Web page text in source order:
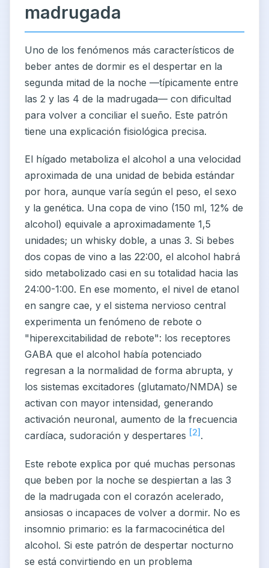
madrugada
Uno de los fenómenos más característicos de
beber antes de dormir es el despertar en la
segunda mitad de la noche —típicamente entre
las 2 y las 4 de la madrugada— con dificultad
para volver a conciliar el sueño. Este patrón
tiene una explicación fisiológica precisa.
El hígado metaboliza el alcohol a una velocidad
aproximada de una unidad de bebida estándar
por hora, aunque varía según el peso, el sexo
y la genética. Una copa de vino (150 ml, 12% de
alcohol) equivale a aproximadamente 1,5
unidades; un whisky doble, a unas 3. Si bebes
dos copas de vino a las 22:00, el alcohol habrá
sido metabolizado casi en su totalidad hacia las
24:00-1:00. En ese momento, el nivel de etanol
en sangre cae, y el sistema nervioso central
experimenta un fenómeno de rebote o
"hiperexcitabilidad de rebote": los receptores
GABA que el alcohol había potenciado
regresan a la normalidad de forma abrupta, y
los sistemas excitadores (glutamato/NMDA) se
activan con mayor intensidad, generando
activación neuronal, aumento de la frecuencia
cardíaca, sudoración y despertares [2] .
Este rebote explica por qué muchas personas
que beben por la noche se despiertan a las 3
de la madrugada con el corazón acelerado,
ansiosas o incapaces de volver a dormir. No es
insomnio primario: es la farmacocinética del
alcohol. Si este patrón de despertar nocturno
se está convirtiendo en un problema